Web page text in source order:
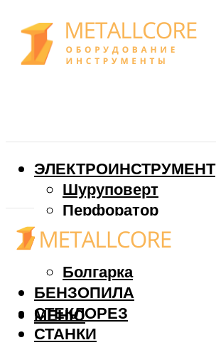
ЭЛЕКТРОИНСТРУМЕНТ
Шуруповерт
Перфоратор
Дрель
Фрезер
Болгарка
БЕНЗОПИЛА
СТЕКЛОРЕЗ
СТАНКИ
МЕНЮ